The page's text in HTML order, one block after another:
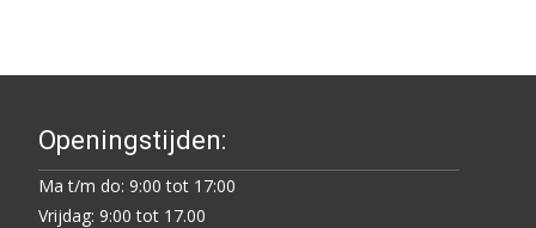
Openingstijden:
Ma t/m do: 9:00 tot 17:00
Vrijdag: 9:00 tot 17.00